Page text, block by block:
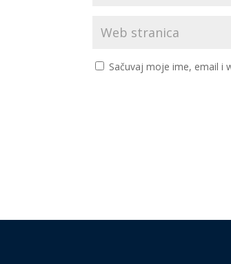
Sačuvaj moje ime, email i